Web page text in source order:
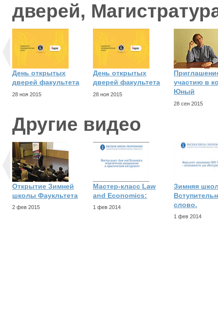
дверей,
День открытых
дверей факультета
28 ноя 2015
День открытых
дверей факультета
28 ноя 2015
участию в
Юный
28 сен 2015
Другие видео
Открытие Зимней
школы Фаукльтета
2 фев 2015
Мастер-класс Law
and Economics:
1 фев 2014
Зимняя
слово.
1 фев 2014